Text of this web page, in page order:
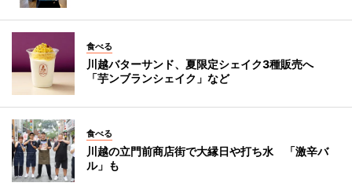
食べる
川越バターサンド、夏限定シェイク3種販売へ
「芋ンブランシェイク」など
食べる
川越の立門前商店街で大縁日や打ち水 「激辛バ
ル」も